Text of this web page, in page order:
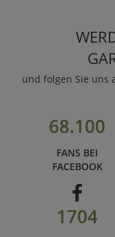
und folgen Sie uns
68.100
FANS BEI
FACEBOOK
1704